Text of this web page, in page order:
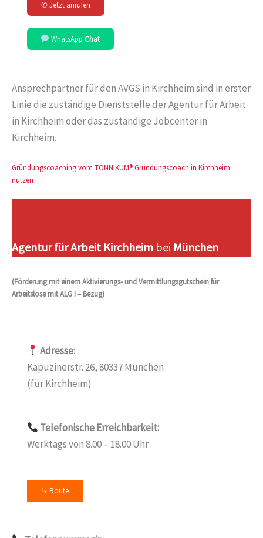
✆ Jetzt anrufen
WhatsAppChat
Ansprechpartner für den AVGS in Kirchheim sind in erster
Linie die zuständige Dienststelle der Agentur für Arbeit
in Kirchheim oder das zuständige Jobcenter in
Kirchheim.
Gründungscoaching vom TONNIKUM® Gründungscoach in Kirchheim
nutzen
Agentur für Arbeit Kirchheim bei München
(Förderung mit einem Aktivierungs- und Vermittlungsgutschein für
Arbeitslose mit ALG I – Bezug)
Adresse:
Kapuzinerstr. 26, 80337 München
(für Kirchheim)
Telefonische Erreichbarkeit:
Werktags von 8.00 – 18.00 Uhr
↳ Route